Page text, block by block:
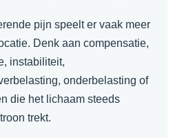
pijn speelt er vaak meer
Denk aan compensatie,
instabiliteit,
onderbelasting of
die het lichaam steeds
trekt.